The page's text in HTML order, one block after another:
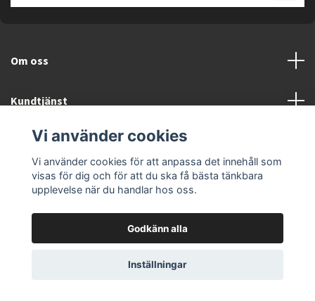
Om oss
Kundtjänst
Läs merVi använder cookies
Vi använder cookies för att anpassa det innehåll som
visas för dig och för att du ska få bästa tänkbara
upplevelse när du handlar hos oss.
Godkänn alla
Inställningar